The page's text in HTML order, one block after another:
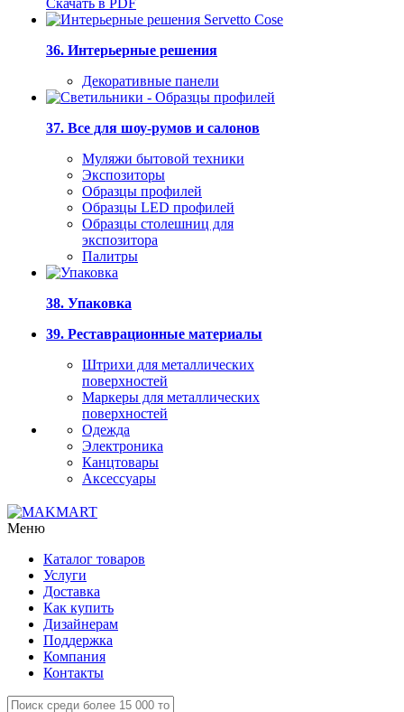
Скачать в PDF
36. Интерьерные решения
Декоративные панели
37. Все для шоу-румов и салонов
Муляжи бытовой техники
Экспозиторы
Образцы профилей
Образцы LED профилей
Образцы столешниц для
экспозитора
Палитры
38. Упаковка
39. Реставрационные материалы
Штрихи для металлических
поверхностей
Маркеры для металлических
поверхностей
Одежда
Электроника
Канцтовары
Аксессуары
Меню
Каталог товаров
Услуги
Доставка
Как купить
Дизайнерам
Поддержка
Компания
Контакты